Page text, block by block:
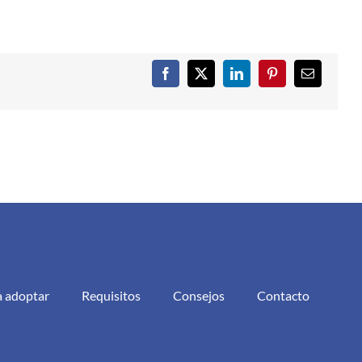
Facebook
X LinkedInPinterestCorreo
electrónico
adoptar Requisitos Consejos Contacto